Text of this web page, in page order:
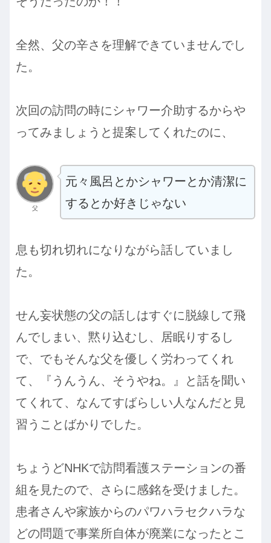
全然、父の辛さを理解できていませんでし
た。
次回の訪問の時にシャワー介助するからや
ってみましょうと提案してくれたのに、
父
元々風呂とかシャワーとか清潔に
するとか好きじゃない
息も切れ切れになりながら話していまし
た。
せん妄状態の父の話しはすぐに脱線して飛
んでしまい、黙り込むし、居眠りするし
で、でもそんな父を優しく労わってくれ
て、『うんうん、そうやね。』と話を聞い
てくれて、なんてすばらしい人なんだと見
習うことばかりでした。
ちょうどNHKで訪問看護ステーションの番
組を見たので、さらに感銘を受けました。
患者さんや家族からのパワハラセクハラな
どの問題で事業所自体が廃業になったとこ